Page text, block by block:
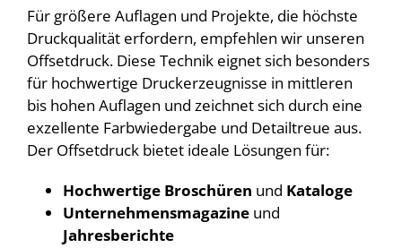
Für größere Auflagen und Projekte, die höchste
Druckqualität erfordern, empfehlen wir unseren
Offsetdruck. Diese Technik eignet sich besonders
für hochwertige Druckerzeugnisse in mittleren
bis hohen Auflagen und zeichnet sich durch eine
exzellente Farbwiedergabe und Detailtreue aus.
Der Offsetdruck bietet ideale Lösungen für:
Hochwertige Broschüren und Kataloge
Unternehmensmagazineund
Jahresberichte